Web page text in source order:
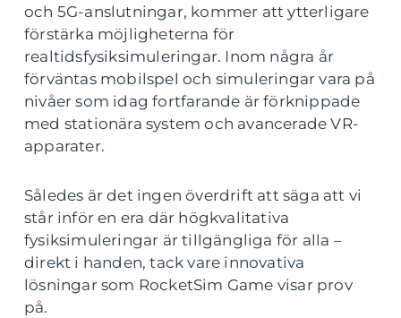
och 5G-anslutningar, kommer att ytterligare
förstärka möjligheterna för
realtidsfysiksimuleringar. Inom några år
förväntas mobilspel och simuleringar vara på
nivåer som idag fortfarande är förknippade
med stationära system och avancerade VR-
apparater.
Således är det ingen överdrift att säga att vi
står inför en era där högkvalitativa
fysiksimuleringar är tillgängliga för alla –
direkt i handen, tack vare innovativa
lösningar som RocketSim Game visar prov
på.